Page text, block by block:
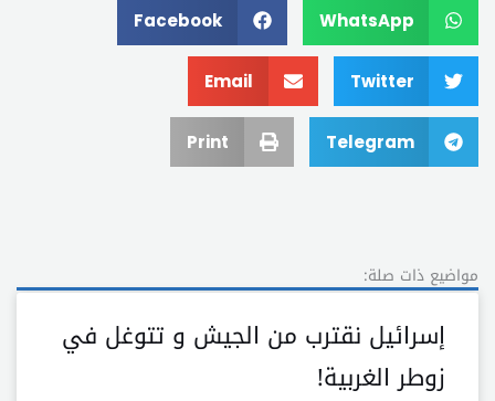
WhatsApp
Facebook
Twitter
Email
Telegram
Print
مواضيع ذات صلة:
إسرائيل نقترب من الجيش و تتوغل في
زوطر الغربية!